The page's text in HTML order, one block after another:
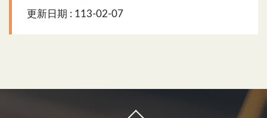
更新日期 : 113-02-07